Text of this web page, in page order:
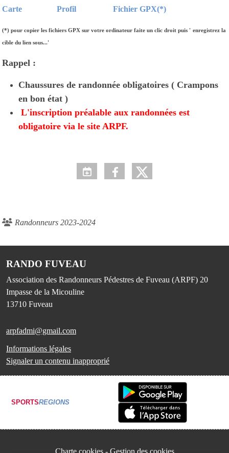
Carte Profil Fichier GPX(*)
(*) pour copier les fichiers GPX sur votre ordinateur faite un clic droit puis ' enregistrez la
cible du lien sous...'
Rappel :
Chaussures de randonnée obligatoires ( Crampons
en bon état )
L'inscription préalable aux randonnées est
obligatoire via le site ARPF.
Randonneurs 2023-2024
RANDO FUVEAU
Association des Randonneurs Pédestres de Fuveau (ARPF) 20
Impasse de la Micouline
13710 Fuveau
arpfadmi@gmail.com
Informations légales
Signaler un contenu inapproprié
SPORTSREGIONS